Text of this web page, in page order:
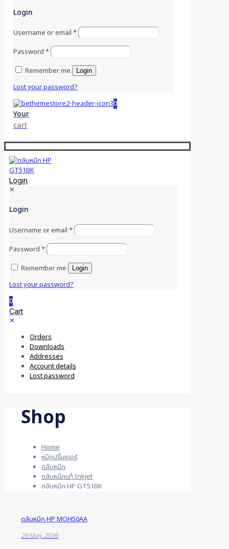
Login
Username or email*
Password*
Remember me
Login
Lost your password?
0
Your
cart
Login
✕
Login
Username or email *
Password *
Remember me
Login
Lost your password?
0
Cart
✕
Orders
Downloads
Addresses
Account details
Lost password
Shop
Home
หมึกปริ้นเตอร์
ตลับหมึก
ตลับหมึกแท้ Inkjet
ตลับหมึก HP GT51BK
ตลับหมึก HP MOH50AA
29 May 2026